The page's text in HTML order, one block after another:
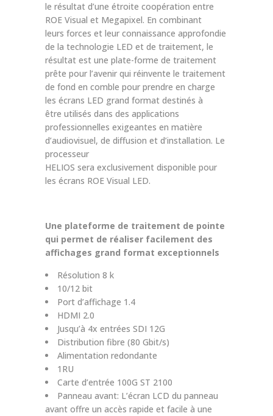
le résultat d’une étroite coopération entre
ROE Visual et Megapixel. En combinant
leurs forces et leur connaissance approfondie
de la technologie LED et de traitement, le
résultat est une plate-forme de traitement
prête pour l’avenir qui réinvente le traitement
de fond en comble pour prendre en charge
les écrans LED grand format destinés à
être utilisés dans des applications
professionnelles exigeantes en matière
d’audiovisuel, de diffusion et d’installation. Le
processeur
HELIOS sera exclusivement disponible pour
les écrans ROE Visual LED.
Une plateforme de traitement de pointe
qui permet de réaliser facilement des
affichages grand format exceptionnels
Résolution 8 k
10/12 bit
Port d’affichage 1.4
HDMI 2.0
Jusqu’à 4x entrées SDI 12G
Distribution fibre (80 Gbit/s)
Alimentation redondante
1RU
Carte d’entrée 100G ST 2100
Panneau avant: L’écran LCD du panneau
avant offre un accès rapide et facile à une